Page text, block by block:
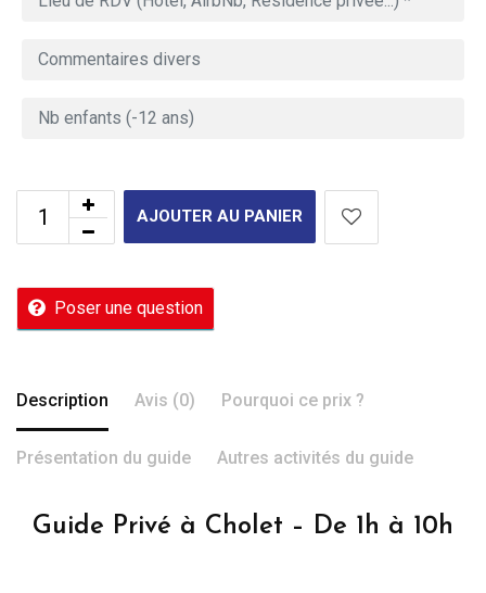
AJOUTER AU PANIER
Poser une question
Description Avis (0) Pourquoi ce prix ?
Présentation du guide Autres activités du guide
Guide Privé à Cholet – De 1h à 10h